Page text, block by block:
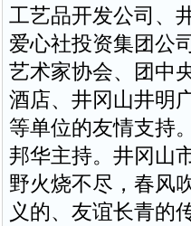
工艺品开发公司、
爱心社投资集团公
艺术家协会、团中
酒店、井冈山井明
等单位的友情支持
邦华主持。井冈山
野火烧不尽，春风
义的、友谊长青的